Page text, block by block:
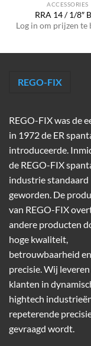
ACCESSORIES
RRA 14 / 1/8″
Log in om prijzen te
REGO-FIX
REGO-FIX was de
in 1972 de ER
introduceerde.
de REGO-FIX
industrie standaard
geworden. De
van REGO-FIX
andere producten
hoge kwaliteit,
betrouwbaarheid en
precisie. Wij leveren
klanten in
hightech
repeterende
gevraagd wordt.